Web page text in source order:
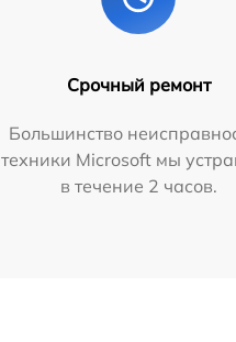
Срочный ремонт
Большинство
техники Microsoft мы
в течение 2 часов.